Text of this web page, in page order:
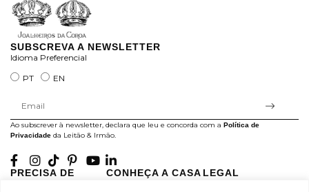
SUBSCREVA A NEWSLETTER
Idioma Preferencial
PT
EN
Ao subscrever à newsletter, declara que leu e concorda com a Política de
Privacidade da Leitão & Irmão.
PRECISA DE
CONHEÇA A CASA LEGAL